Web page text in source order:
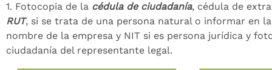
1. Fotocopia de la cédula de ciudadanía, cédula de
RUT, si se trata de una persona natural o informar en la
nombre de la empresa y NIT si es persona jurídica y
ciudadanía del representante legal.